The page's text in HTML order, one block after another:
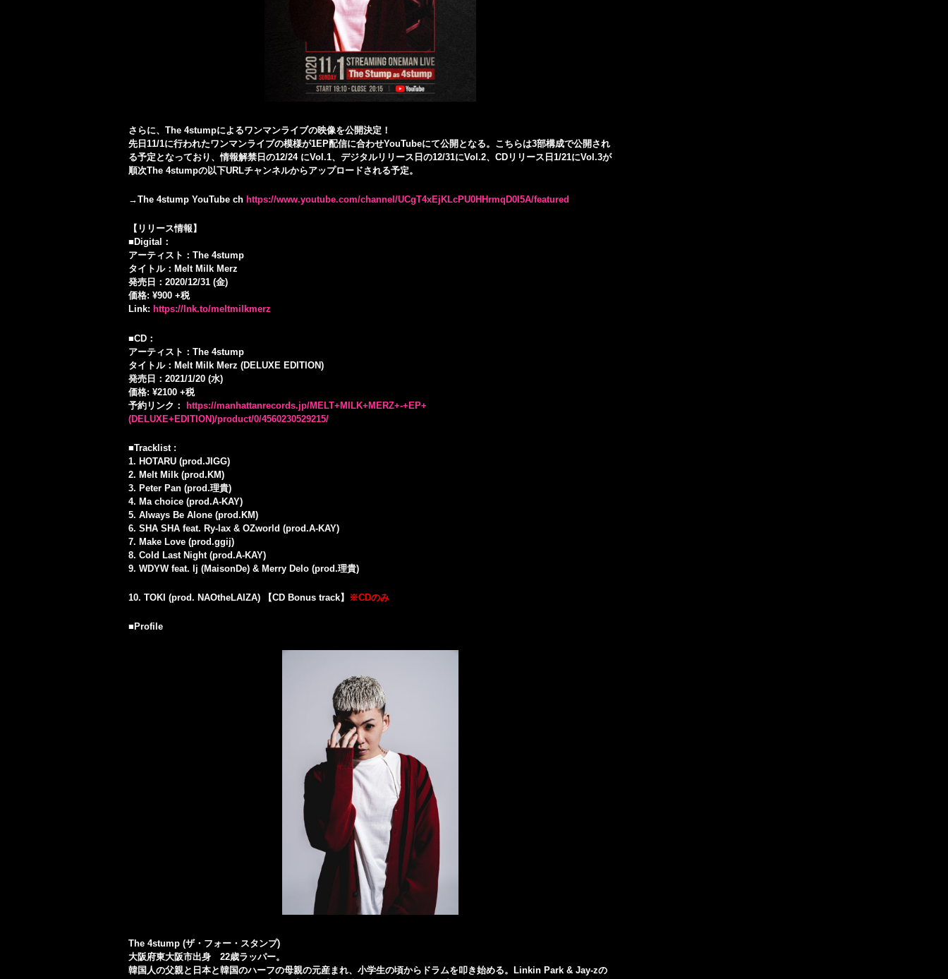
さらに、The 4stumpによるワンマンライブの映像を公開決定！
先日11/1に行われたワンマンライブの模様が1EP配信に合わせYouTubeにて公開となる。こちらは3部構成で公開され
る予定となっており、情報解禁日の12/24 にVol.1、デジタルリリース日の12/31にVol.2、CDリリース日1/21にVol.3が
順次The 4stumpの以下URLチャンネルからアップロードされる予定。
→The 4stump YouTube ch https://www.youtube.com/channel/UCgT4xEjKLcPU0HHrmqD0I5A/featured
【リリース情報】
■Digital：
アーティスト：The 4stump
タイトル：Melt Milk Merz
発売日：2020/12/31 (金)
価格: ¥900 +税
Link: https://lnk.to/meltmilkmerz
■CD：
アーティスト：The 4stump
タイトル：Melt Milk Merz (DELUXE EDITION)
発売日：2021/1/20 (水)
価格: ¥2100 +税
予約リンク： https://manhattanrecords.jp/MELT+MILK+MERZ+-+EP+
(DELUXE+EDITION)/product/0/4560230529215/
■Tracklist :
1. HOTARU (prod.JIGG)
2. Melt Milk (prod.KM)
3. Peter Pan (prod.理貴)
4. Ma choice (prod.A-KAY)
5. Always Be Alone (prod.KM)
6. SHA SHA feat. Ry-lax & OZworld (prod.A-KAY)
7. Make Love (prod.ggij)
8. Cold Last Night (prod.A-KAY)
9. WDYW feat. lj (MaisonDe) & Merry Delo (prod.理貴)
10. TOKI (prod. NAOtheLAIZA) 【CD Bonus track】 ※CDのみ
■Profile
The 4stump (ザ・フォー・スタンプ)
大阪府東大阪市出身 22歳ラッパー。
韓国人の父親と日本と韓国のハーフの母親の元産まれ、小学生の頃からドラムを叩き始める。Linkin Park & Jay-zの